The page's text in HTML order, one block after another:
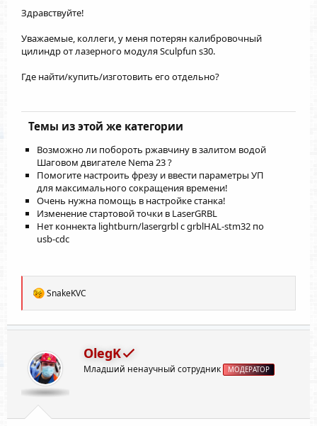
Здравствуйте!
Уважаемые, коллеги, у меня потерян калибровочный
цилиндр от лазерного модуля Sculpfun s30.
Где найти/купить/изготовить его отдельно?
Темы из этой же категории
Возможно ли побороть ржавчину в залитом водой
Шаговом двигателе Nema 23 ?
Помогите настроить фрезу и ввести параметры УП
для максимального сокращения времени!
Очень нужна помощь в настройке станка!
Изменение стартовой точки в LaserGRBL
Нет коннекта lightburn/lasergrbl с grblHAL-stm32 по
usb-cdc
Р
а
к
и
и
:
SnakeKVC
OlegK
Младший ненаучный сотрудник МОДЕРАТОР